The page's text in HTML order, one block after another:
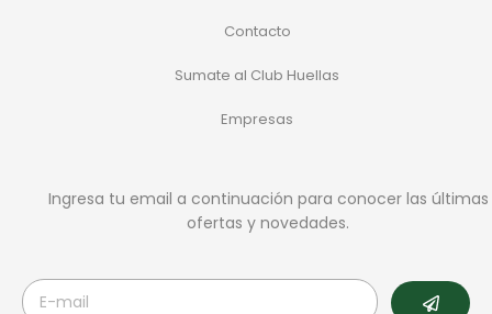
Contacto
Sumate al Club Huellas
Empresas
Ingresa tu email a continuación para conocer las últimas
ofertas y novedades.